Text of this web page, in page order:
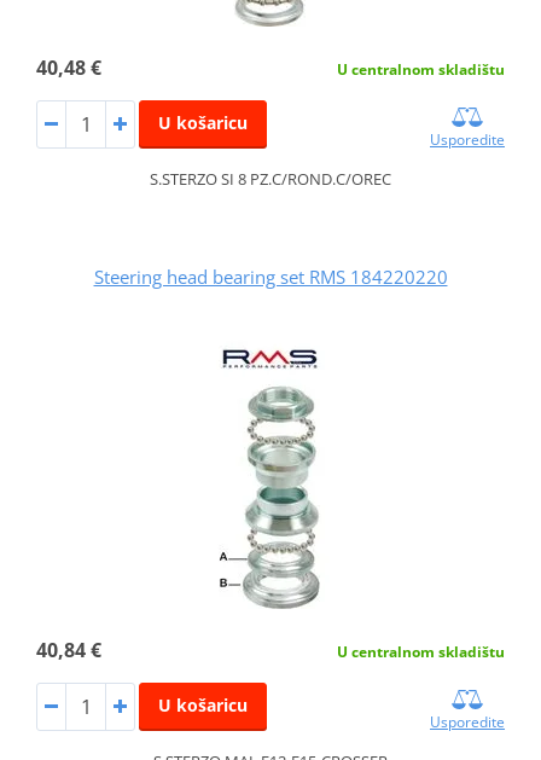
40,48 € U centralnom skladištu
U košaricu
Usporedite
S.STERZO SI 8 PZ.C/ROND.C/OREC
Steering head bearing set RMS 184220220
40,84 € U centralnom skladištu
U košaricu
Usporedite